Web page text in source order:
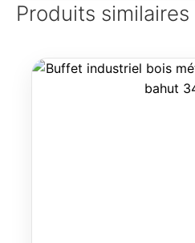
Produits similaires